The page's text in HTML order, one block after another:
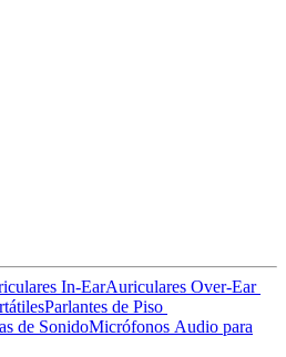
In-EarAuriculares Over-Ear
Parlantes de Piso
de SonidoMicrófonos Audio para